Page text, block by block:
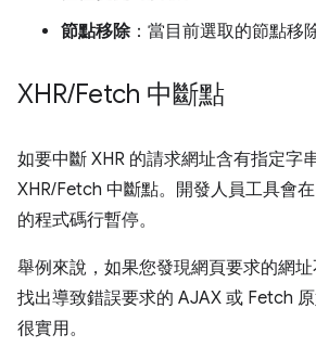
節點移除：當目前選取的節點移
XHR/Fetch 中斷點
如要中斷 XHR 的請求網址含有指定字
XHR/Fetch 中斷點。開發人員工具會在
的程式碼行暫停。
舉例來說，如果您發現網頁要求的網
找出導致錯誤要求的 AJAX 或 Fetch
很實用。